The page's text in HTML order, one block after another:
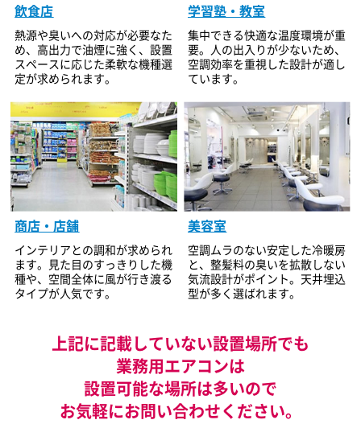
飲食店
熱源や臭いへの対応が必要なた
め、高出力で油煙に強く、設置
スペースに応じた柔軟な機種選
定が求められます。
学習塾・教室
集中できる快適な温度環境が重
要。人の出入りが少ないため、
空調効率を重視した設計が適し
ています。
商店・店舗
インテリアとの調和が求められ
ます。見た目のすっきりした機
種や、空間全体に風が行き渡る
タイプが人気です。
美容室
空調ムラのない安定した冷暖房
と、整髪料の臭いを拡散しない
気流設計がポイント。天井埋込
型が多く選ばれます。
上記に記載していない設置場所でも
業務用エアコンは
設置可能な場所は多いので
お気軽にお問い合わせください。